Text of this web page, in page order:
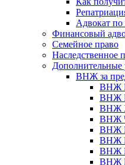
Адвокат
Финансовый
Семейное право
Наследственное
Дополнительные
ВНЖ за
ВНЖ
ВНЖ
ВНЖ
ВНЖ
ВНЖ
ВНЖ
ВНЖ
ВНЖ